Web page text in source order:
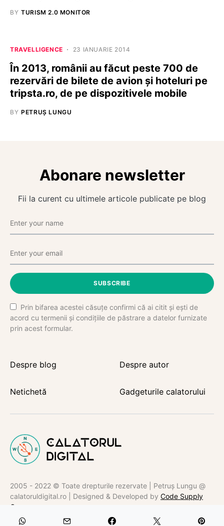
BY TURISM 2.0 MONITOR
TRAVELLIGENCE 23 IANUARIE 2014
În 2013, românii au făcut peste 700 de
rezervări de bilete de avion și hoteluri pe
tripsta.ro, de pe dispozitivele mobile
BY PETRUȘ LUNGU
Abonare newsletter
Fii la curent cu ultimele articole publicate pe blog
SUBSCRIBE
Prin bifarea acestei căsuțe confirmi că ai citit și ești de
acord cu termenii și condițiile de păstrare a datelor furnizate
prin acest formular.
Despre blog Despre autor
Netichetă Gadgeturile calatorului
2005 - 2022 © Toate drepturile rezervate | Petruș Lungu @
calatoruldigital.ro | Designed & Developed by Code Supply
Co.